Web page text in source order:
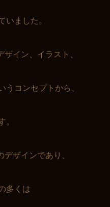
いました。
イン、イラスト、
コンセプトから、
。
ザインであり、
多くは